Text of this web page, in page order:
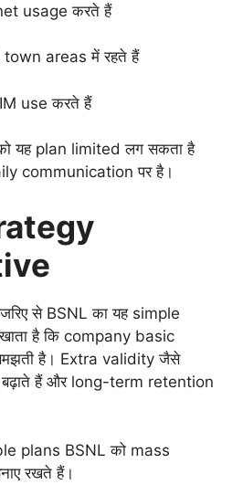
usage करते हैं
town areas में रहते हैं
use करते हैं
यह plan limited लग सकता है
communication पर है।
से BSNL का यह simple
है कि company basic
है। Extra validity जैसे
हैं और long-term retention
plans BSNL को mass
रखते हैं।